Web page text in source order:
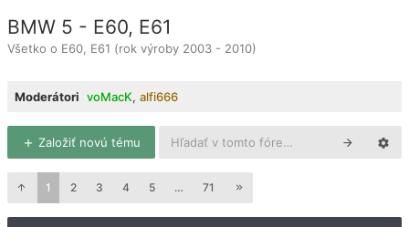
BMW 5 - E60, E61
Všetko o E60, E61 (rok výroby 2003 - 2010)
Moderátori voMacK, alfi666
Založiť novú tému
1 2 3 4 5 … 71